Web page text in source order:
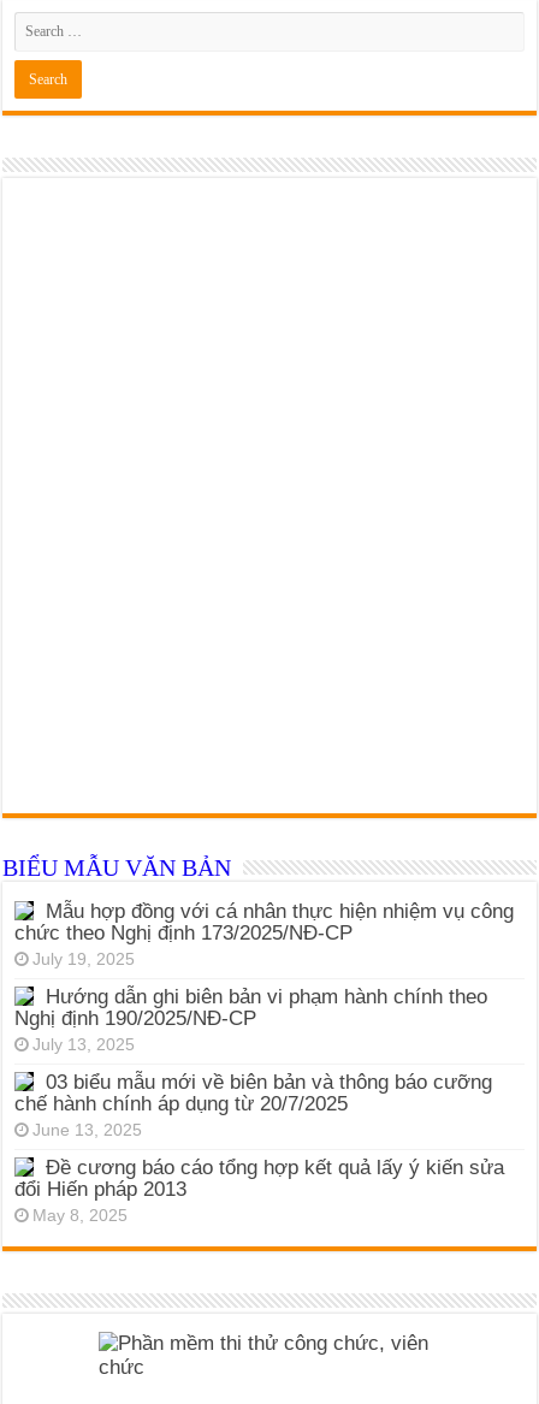
BIỂU MẪU VĂN BẢN
Mẫu hợp đồng với cá nhân thực hiện nhiệm vụ công
chức theo Nghị định 173/2025/NĐ-CP
July 19, 2025
Hướng dẫn ghi biên bản vi phạm hành chính theo
Nghị định 190/2025/NĐ-CP
July 13, 2025
03 biểu mẫu mới về biên bản và thông báo cưỡng
chế hành chính áp dụng từ 20/7/2025
June 13, 2025
Đề cương báo cáo tổng hợp kết quả lấy ý kiến sửa
đổi Hiến pháp 2013
May 8, 2025